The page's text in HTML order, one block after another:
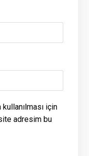
için
adresim bu